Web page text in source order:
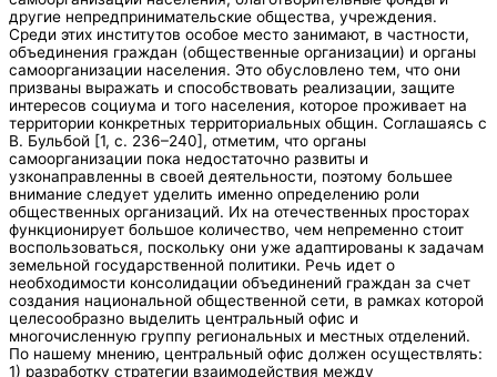
другие непредпринимательские общества, учреждения.
Среди этих институтов особое место занимают, в частности,
объединения граждан (общественные организации) и органы
самоорганизации населения. Это обусловлено тем, что они
призваны выражать и способствовать реализации, защите
интересов социума и того населения, которое проживает на
территории конкретных территориальных общин. Соглашаясь с
В. Бульбой [1, с. 236–240], отметим, что органы
самоорганизации пока недостаточно развиты и
узконаправленны в своей деятельности, поэтому большее
внимание следует уделить именно определению роли
общественных организаций. Их на отечественных просторах
функционирует большое количество, чем непременно стоит
воспользоваться, поскольку они уже адаптированы к задачам
земельной государственной политики. Речь идет о
необходимости консолидации объединений граждан за счет
создания национальной общественной сети, в рамках которой
целесообразно выделить центральный офис и
многочисленную группу региональных и местных отделений.
По нашему мнению, центральный офис должен осуществлять:
1) разработку стратегии взаимодействия между